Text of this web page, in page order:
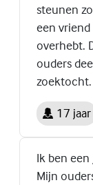
steunen
een
overhebt.
ouders
zoektocht.
17 jaar
Ik ben
Mijn